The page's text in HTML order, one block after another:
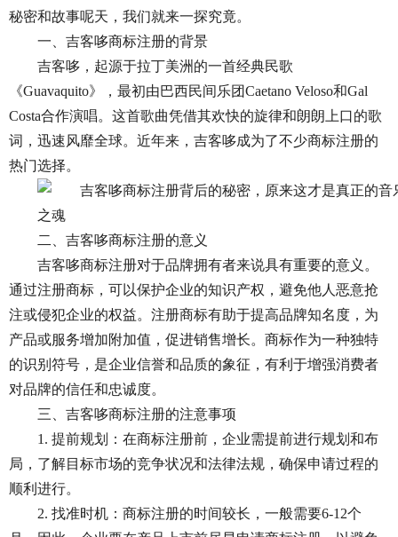
秘密和故事呢天，我们就来一探究竟。
一、吉客哆商标注册的背景
吉客哆，起源于拉丁美洲的一首经典民歌
《Guavaquito》，最初由巴西民间乐团Caetano Veloso和Gal
Costa合作演唱。这首歌曲凭借其欢快的旋律和朗朗上口的歌
词，迅速风靡全球。近年来，吉客哆成为了不少商标注册的
热门选择。
二、吉客哆商标注册的意义
吉客哆商标注册对于品牌拥有者来说具有重要的意义。
通过注册商标，可以保护企业的知识产权，避免他人恶意抢
注或侵犯企业的权益。注册商标有助于提高品牌知名度，为
产品或服务增加附加值，促进销售增长。商标作为一种独特
的识别符号，是企业信誉和品质的象征，有利于增强消费者
对品牌的信任和忠诚度。
三、吉客哆商标注册的注意事项
1. 提前规划：在商标注册前，企业需提前进行规划和布
局，了解目标市场的竞争状况和法律法规，确保申请过程的
顺利进行。
2. 找准时机：商标注册的时间较长，一般需要6-12个